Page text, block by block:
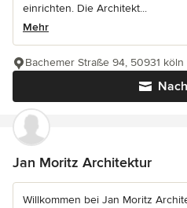
einrichten. Die Architekt...
Mehr
Bachemer Straße 94, 50931 köln
Jan Moritz Architektur
Willkommen bei Jan Moritz